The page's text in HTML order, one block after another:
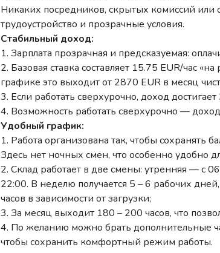
Никаких посредников, скрытых комиссий или
трудоустройство и прозрачные условия.
Стабильный доход:
1. Зарплата прозрачная и предсказуемая:
2. Базовая ставка составляет 15.75 EUR/час
графике это выходит от 2870 EUR в месяц
3. Если работать сверхурочно, доход
4. Возможность работать сверхурочно —
Удобный график:
1. Работа организована так, чтобы сохранять
Здесь нет ночных смен, что особенно удобно
2. Склад работает в две смены: утренняя — с
22:00. В неделю получается 5 – 6 рабочих
часов в зависимости от загрузки;
3. За месяц выходит 180 – 200 часов, что
4. По желанию можно брать дополнительные
чтобы сохранить комфортный режим работы.